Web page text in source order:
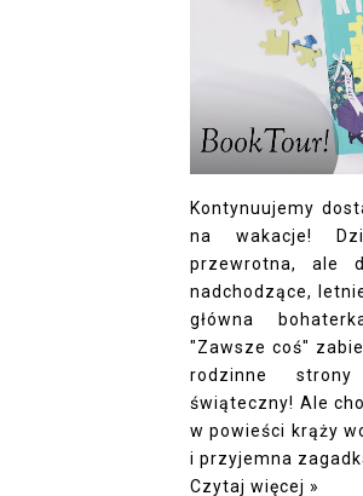
Kontynuujemy
na wakacje!
przewrotna, ale
nadchodzące,
główna
"Zawsze coś"
rodzinne
świąteczny! Ale
w powieści krąży
i przyjemna
Czytaj więcej »